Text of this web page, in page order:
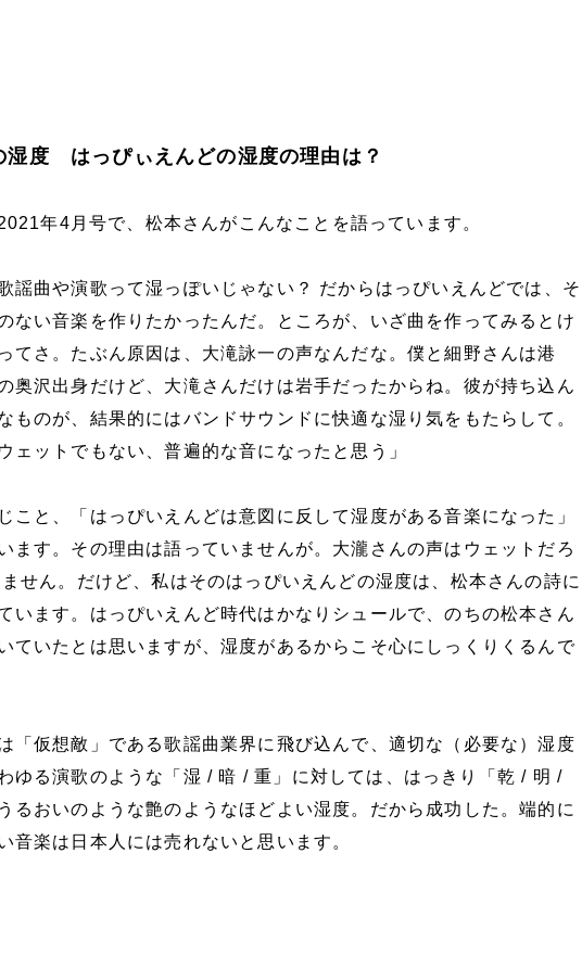
湿度 はっぴぃえんどの湿度の理由は？
年4月号で、松本さんがこんなことを語っています。
謡曲や演歌って湿っぽいじゃない？ だからはっぴいえんどでは、そ
ない音楽を作りたかったんだ。ところが、いざ曲を作ってみるとけ
てさ。たぶん原因は、大滝詠一の声なんだな。僕と細野さんは港
奥沢出身だけど、大滝さんだけは岩手だったからね。彼が持ち込ん
ものが、結果的にはバンドサウンドに快適な湿り気をもたらして。
ェットでもない、普遍的な音になったと思う」
こと、「はっぴいえんどは意図に反して湿度がある音楽になった」
ます。その理由は語っていませんが。大瀧さんの声はウェットだろ
せん。だけど、私はそのはっぴいえんどの湿度は、松本さんの詩に
います。はっぴいえんど時代はかなりシュールで、のちの松本さん
ていたとは思いますが、湿度があるからこそ心にしっくりくるんで
「仮想敵」である歌謡曲業界に飛び込んで、適切な（必要な）湿度
ゆる演歌のような「湿 / 暗 / 重」に対しては、はっきり「乾 / 明 /
るおいのような艶のようなほどよい湿度。だから成功した。端的に
音楽は日本人には売れないと思います。